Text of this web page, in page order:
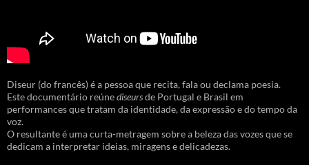
Diseur (do francês) é a pessoa que recita, fala ou declama poesia.
Este documentário reúnediseursde Portugal e Brasil em
performances que tratam da identidade, da expressão e do tempo da
voz.
O resultante é uma curta-metragem sobre a beleza das vozes que se
dedicam a interpretar ideias, miragens e delicadezas.